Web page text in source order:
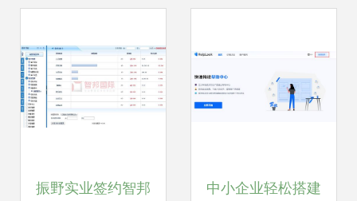
助力有喜企业ERP
再升级
振野实业签约智邦 中小企业轻松搭建